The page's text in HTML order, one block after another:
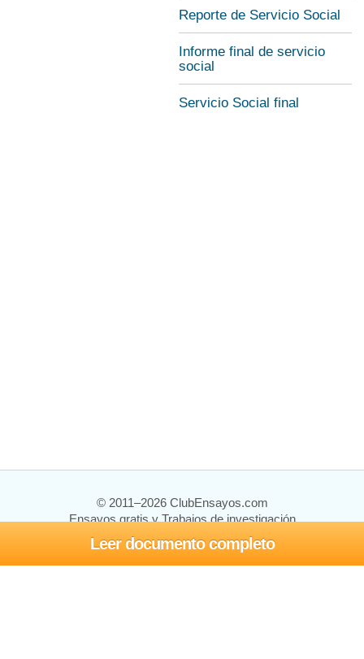
Leer documento completo
Reporte de Servicio Social
Informe final de servicio
social
Servicio Social final
© 2011–2026 ClubEnsayos.com
Ensayos gratis y Trabajos de investigación